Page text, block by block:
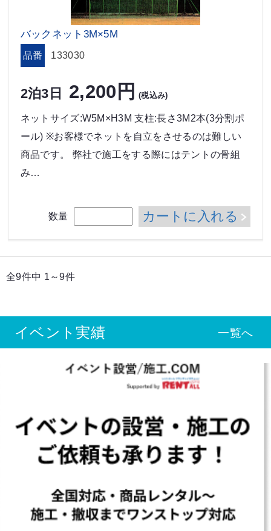
バックネット3M×5M
品番 133030
2泊3日 2,200円 (税込み)
ネットサイズ:W5M×H3M 支柱:長さ3M2本(3分割ポ
ール) ※お客様でネットを自立をさせるのは難しい
商品です。 弊社で施工をする際にはテントの骨組
み…
数量 カートに入れる
全9件中 1～9件
イベント実績 一覧へ